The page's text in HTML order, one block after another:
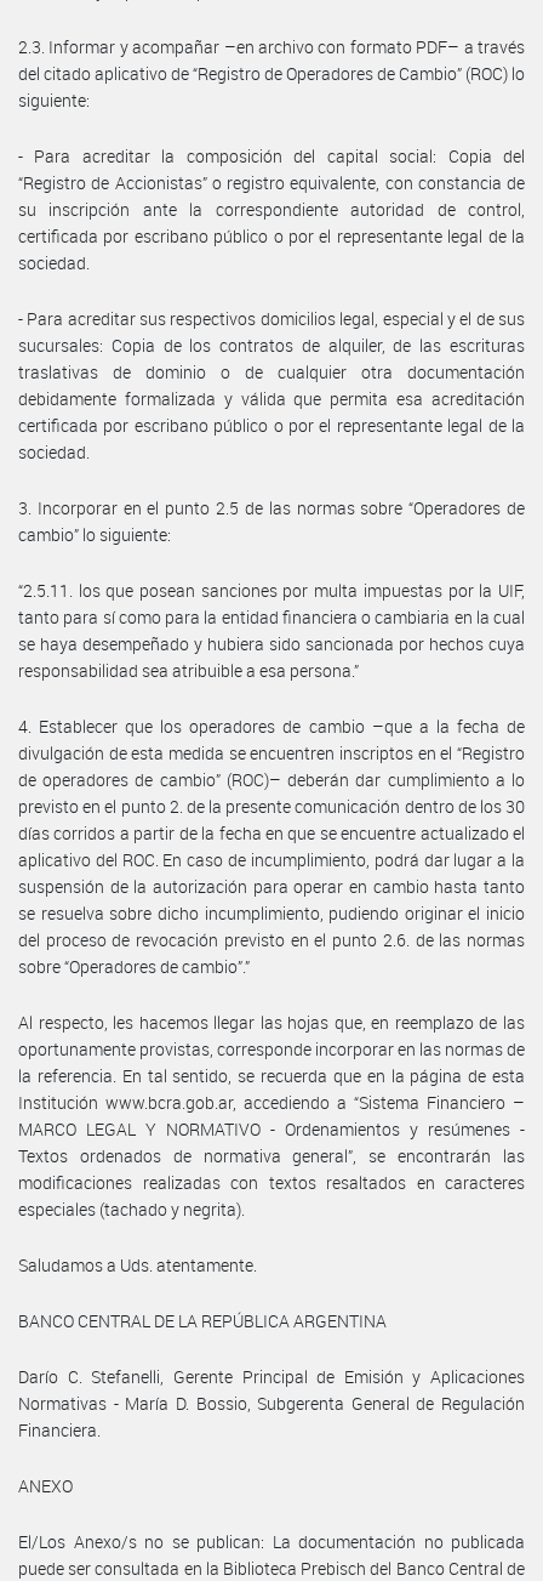
2.3. Informar y acompañar –en archivo con formato PDF– a través
del citado aplicativo de “Registro de Operadores de Cambio” (ROC) lo
siguiente:
- Para acreditar la composición del capital social: Copia del
“Registro de Accionistas” o registro equivalente, con constancia de
su inscripción ante la correspondiente autoridad de control,
certificada por escribano público o por el representante legal de la
sociedad.
- Para acreditar sus respectivos domicilios legal, especial y el de sus
sucursales: Copia de los contratos de alquiler, de las escrituras
traslativas de dominio o de cualquier otra documentación
debidamente formalizada y válida que permita esa acreditación
certificada por escribano público o por el representante legal de la
sociedad.
3. Incorporar en el punto 2.5 de las normas sobre “Operadores de
cambio” lo siguiente:
“2.5.11. los que posean sanciones por multa impuestas por la UIF,
tanto para sí como para la entidad financiera o cambiaria en la cual
se haya desempeñado y hubiera sido sancionada por hechos cuya
responsabilidad sea atribuible a esa persona.”
4. Establecer que los operadores de cambio –que a la fecha de
divulgación de esta medida se encuentren inscriptos en el “Registro
de operadores de cambio” (ROC)– deberán dar cumplimiento a lo
previsto en el punto 2. de la presente comunicación dentro de los 30
días corridos a partir de la fecha en que se encuentre actualizado el
aplicativo del ROC. En caso de incumplimiento, podrá dar lugar a la
suspensión de la autorización para operar en cambio hasta tanto
se resuelva sobre dicho incumplimiento, pudiendo originar el inicio
del proceso de revocación previsto en el punto 2.6. de las normas
sobre “Operadores de cambio”.”
Al respecto, les hacemos llegar las hojas que, en reemplazo de las
oportunamente provistas, corresponde incorporar en las normas de
la referencia. En tal sentido, se recuerda que en la página de esta
Institución www.bcra.gob.ar, accediendo a “Sistema Financiero –
MARCO LEGAL Y NORMATIVO - Ordenamientos y resúmenes -
Textos ordenados de normativa general”, se encontrarán las
modificaciones realizadas con textos resaltados en caracteres
especiales (tachado y negrita).
Saludamos a Uds. atentamente.
BANCO CENTRAL DE LA REPÚBLICA ARGENTINA
Darío C. Stefanelli, Gerente Principal de Emisión y Aplicaciones
Normativas - María D. Bossio, Subgerenta General de Regulación
Financiera.
ANEXO
El/Los Anexo/s no se publican: La documentación no publicada
puede ser consultada en la Biblioteca Prebisch del Banco Central de